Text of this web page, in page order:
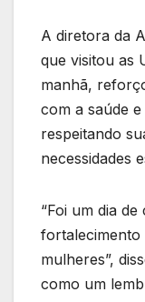
A diretora da
que visitou as
manhã,
com a saúde
respeitando
necessidades
“Foi um dia
fortalecimento
mulheres”,
como um